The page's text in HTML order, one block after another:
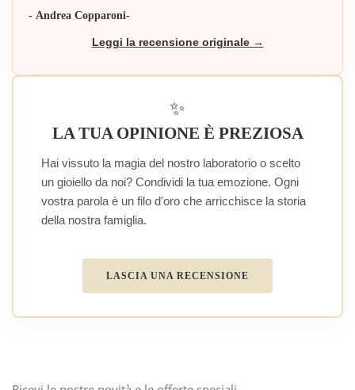
- Andrea Copparoni-
Leggi la recensione originale →
✨
LA TUA OPINIONE È PREZIOSA
Hai vissuto la magia del nostro laboratorio o scelto
un gioiello da noi? Condividi la tua emozione. Ogni
vostra parola è un filo d'oro che arricchisce la storia
della nostra famiglia.
LASCIA UNA RECENSIONE